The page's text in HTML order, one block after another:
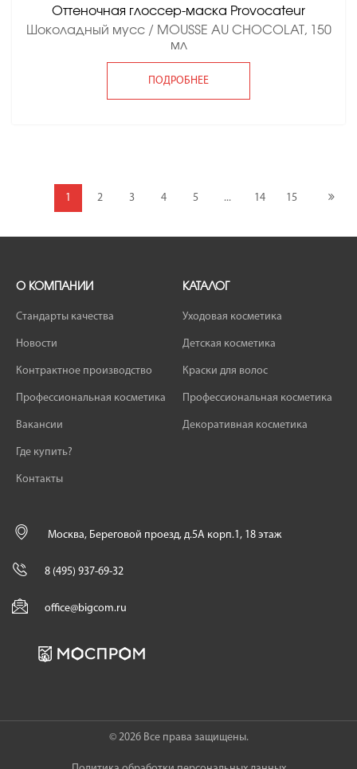
Оттеночная глоссер-маска Provocateur
Шоколадный мусс / MOUSSE AU CHOCOLAT, 150
мл
ПОДРОБНЕЕ
1 2 3 4 5 ... 14 15
О КОМПАНИИ
Стандарты качества
Новости
Контрактное производство
Профессиональная косметика
Вакансии
Где купить?
Контакты
КАТАЛОГ
Уходовая косметика
Детская косметика
Краски для волос
Профессиональная косметика
Декоративная косметика
Москва, Береговой проезд, д.5А корп.1, 18 этаж
8 (495) 937-69-32
office@bigcom.ru
© 2026 Все права защищены.